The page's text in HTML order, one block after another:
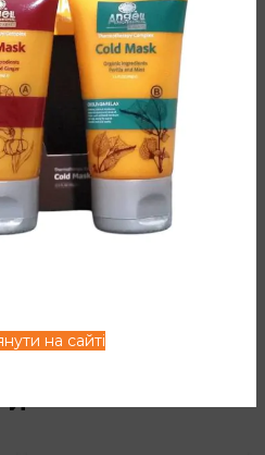
на сайті
натрію кокоїл гліцинат,
винограду,